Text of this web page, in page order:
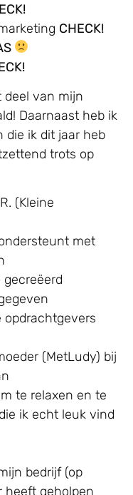
CHECK!
deel van mijn
Daarnaast heb ik
die ik dit jaar heb
trots op
(Kleine
met
opdrachtgevers
(MetLudy) bij
te relaxen en te
ik echt leuk vind
bedrijf (op
heeft geholpen